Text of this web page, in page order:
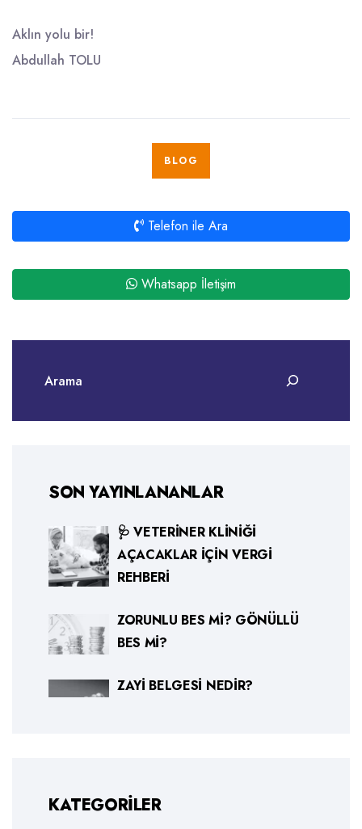
Aklın yolu bir!
Abdullah TOLU
BLOG
Telefon ile Ara
Whatsapp İletişim
SON YAYINLANANLAR
🩺 VETERINER KLINIĞI
AÇACAKLAR İÇIN VERGI
REHBERI
ZORUNLU BES MI? GÖNÜLLÜ
BES MI?
ZAYI BELGESI NEDIR?
KATEGORILER